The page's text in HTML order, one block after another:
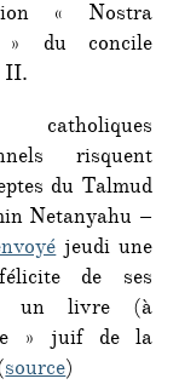
« Nostra
» du concile
II.
risquent
du Talmud
Netanyahu –
jeudi une
de ses
un livre (à
» juif de la
source)